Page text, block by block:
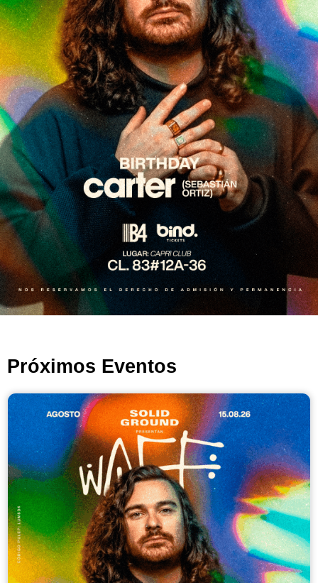
Próximos Eventos